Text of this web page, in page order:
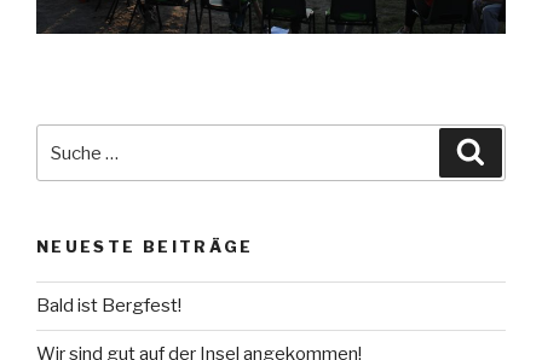
NEUESTE BEITRÄGE
Bald ist Bergfest!
Wir sind gut auf der Insel angekommen!